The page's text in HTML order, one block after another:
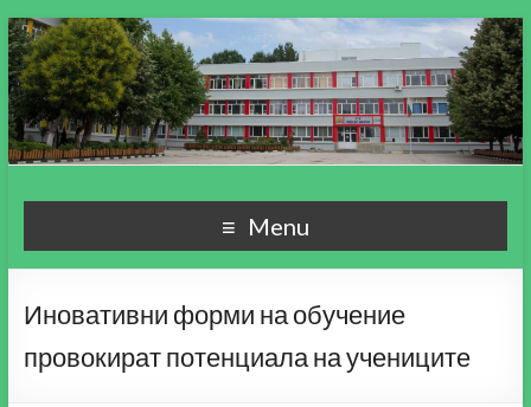
СУ "Пейо Кр. Яворов"
гр. Варна
Училище, мой свят чудесен!
Menu
Иновативни форми на обучение
провокират потенциала на учениците